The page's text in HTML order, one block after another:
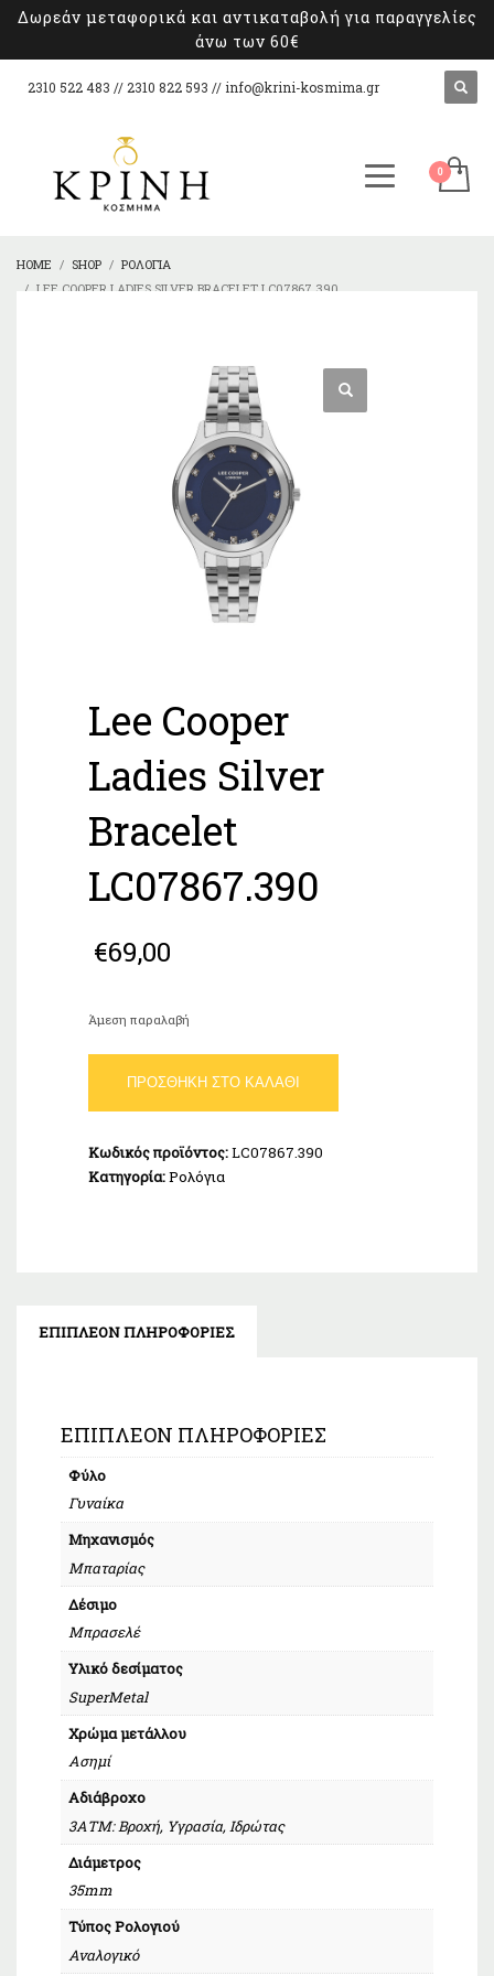
Δωρεάν μεταφορικά και αντικαταβολή για παραγγελίες
άνω των 60€
2310 522 483 // 2310 822 593 // info@krini-kosmima.gr
HOME SHOP
ΡΟΛΌΓΙΑ
LEE COOPER LADIES SILVER BRACELET LC07867.390
Lee Cooper
Ladies Silver
Bracelet
LC07867.390
€69,00
Άμεση παραλαβή
Cooper
Ladies
Bracelet
LC07867.390
ΠΡΟΣΘΉΚΗ ΣΤΟ ΚΑΛΆΘΙ
Κωδικός προϊόντος:LC07867.390
Κατηγορία:Ρολόγια
ΕΠΙΠΛΈΟΝ ΠΛΗΡΟΦΟΡΊΕΣ
ΕΠΙΠΛΈΟΝ ΠΛΗΡΟΦΟΡΊΕΣ
Φύλο
Γυναίκα
Μηχανισμός
Μπαταρίας
Δέσιμο
Μπρασελέ
Υλικό δεσίματος
SuperMetal
Χρώμα μετάλλου
Ασημί
Αδιάβροχο
3ΑΤΜ: Βροχή, Υγρασία, Ιδρώτας
Διάμετρος
35mm
Τύπος Ρολογιού
Αναλογικό